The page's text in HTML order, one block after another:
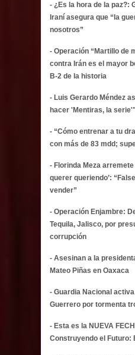
- ¿Es la hora de la paz?:
Iraní asegura que “la
nosotros”
- Operación “Martillo de
contra Irán es el mayor
B-2 de la historia
- Luis Gerardo Méndez
hacer 'Mentiras, la serie'"
- “Cómo entrenar a tu
con más de 83 mdd;
- Florinda Meza
querer queriendo’:
vender”
- Operación Enjambre:
Tequila, Jalisco, por
corrupción
- Asesinan a la
Mateo Piñas en Oaxaca
- Guardia Nacional
Guerrero por tormenta
- Esta es la NUEVA
Construyendo el Futuro: